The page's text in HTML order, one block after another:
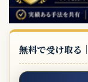
無料で受け取る